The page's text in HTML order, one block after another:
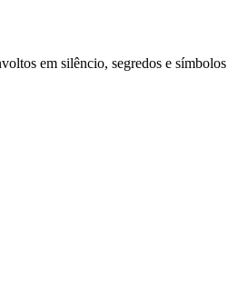
em silêncio, segredos e símbolos